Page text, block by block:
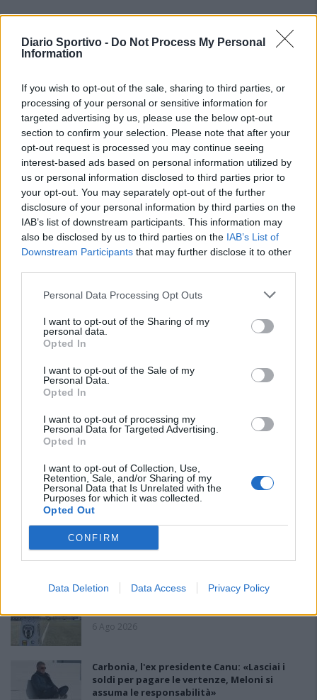
Diario Sportivo - Do Not Process My Personal
Information
If you wish to opt-out of the sale, sharing to third parties, or
processing of your personal or sensitive information for
targeted advertising by us, please use the below opt-out
section to confirm your selection. Please note that after your
opt-out request is processed you may continue seeing
interest-based ads based on personal information utilized by
us or personal information disclosed to third parties prior to
your opt-out. You may separately opt-out of the further
disclosure of your personal information by third parties on the
IAB’s list of downstream participants. This information may
also be disclosed by us to third parties on the IAB’s List of
Downstream Participants that may further disclose it to other
Personal Data Processing Opt Outs
I want to opt-out of the Sharing of my
personal data.
Opted In
I want to opt-out of the Sale of my
Personal Data.
Opted In
I want to opt-out of processing my
Personal Data for Targeted Advertising.
Opted In
I want to opt-out of Collection, Use,
Retention, Sale, and/or Sharing of my
Personal Data that Is Unrelated with the
Purposes for which it was collected.
Opted Out
CONFIRM
Data Deletion Data Access Privacy Policy
PIÙ LETTI OGGI
Il Selargius rinforza il centrocampo con
Manuel Rinino e Samuele Vacca
6 Ago 2026
Le 5 sarde ancora nel girone G con 8 squadre
laziali, 4 campane e la novità dei molisani del
Venafro
Budoni-Latte Dolce e COS-Monastir il 30
6 Ago 2026
Carbonia, l'ex presidente Canu: «Lasciai i
soldi per pagare le vertenze, Meloni si
assuma le responsabilità»